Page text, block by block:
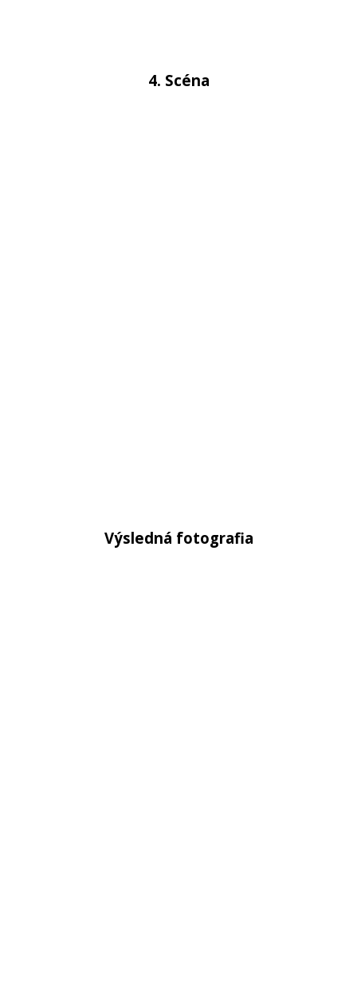
4. Scéna
Výsledná fotografia